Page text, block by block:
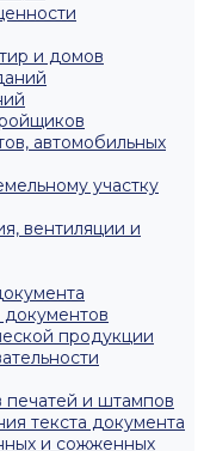
и домов
автомобильных
участку
вентиляции и
документов
продукции
печатей и штампов
текста документа
и сожженных